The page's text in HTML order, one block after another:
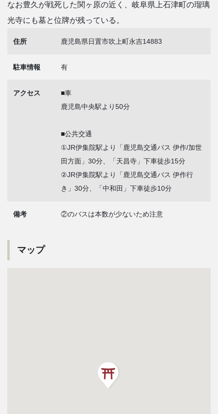
なお豊久が戦死した関ヶ原の近く、岐阜県上石津町の瑠璃
光寺にも墓と位牌が残っている。
住所 鹿児島県日置市吹上町永吉14883
駐車情報 有
アクセス
■車
鹿児島中央駅より50分
■公共交通
①JR伊集院駅より「鹿児島交通バス 伊作/加世
田方面」30分、「天昌寺」下車徒歩15分
②JR伊集院駅より「鹿児島交通バス 伊作行
き」30分、「中和田」下車徒歩10分
備考 ②のバスは本数が少ないため注意
マップ